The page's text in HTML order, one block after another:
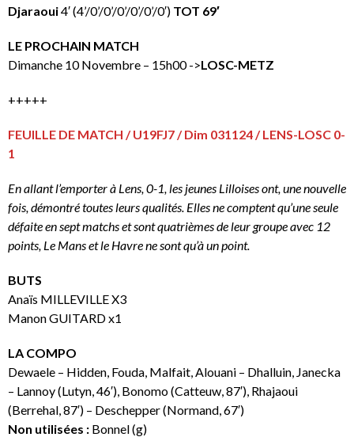
Djaraoui4′ (4’/0’/0’/0’/0’/0’/0′) TOT 69′
LE PROCHAIN MATCH
Dimanche 10 Novembre – 15h00 ->LOSC-METZ
+++++
FEUILLE DE MATCH / U19FJ7 / Dim 031124 / LENS-LOSC 0-
1
En allant l’emporter à Lens, 0-1, les jeunes Lilloises ont, une nouvelle
fois, démontré toutes leurs qualités. Elles ne comptent qu’une seule
défaite en sept matchs et sont quatrièmes de leur groupe avec 12
points, Le Mans et le Havre ne sont qu’à un point.
BUTS
Anaïs MILLEVILLE X3
Manon GUITARD x1
LA COMPO
Dewaele – Hidden, Fouda, Malfait, Alouani – Dhalluin, Janecka
– Lannoy (Lutyn, 46′), Bonomo (Catteuw, 87′), Rhajaoui
(Berrehal, 87′) – Deschepper (Normand, 67′)
Non utilisées : Bonnel (g)